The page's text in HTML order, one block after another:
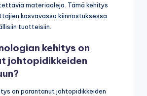
materiaaleja. Tämä kehitys
kasvavassa kiinnostuksessa
tuotteisiin.
kehitys on
johtopidikkeiden
on parantanut johtopidikkeiden